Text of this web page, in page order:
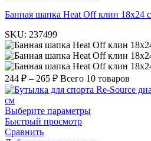
Банная шапка Heat Off клин 18х24
SKU: 237499
244 ₽ – 265 ₽ Всего 10 товаров
Выберите параметры
Быстрый просмотр
Сравнить